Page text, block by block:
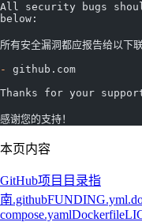
All security bugs
below:
所有安全漏洞都应报告给以下联
-
github.com
Thanks for your
感谢您的支持！
本页内容
GitHub项目目录指
南.githubFUNDING.yml
compose.yamlDockerfile